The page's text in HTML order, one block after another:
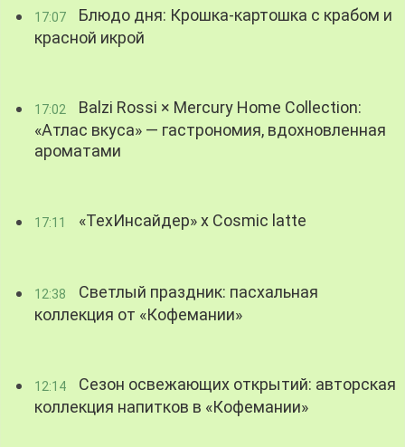
17:07
Блюдо дня: Крошка-картошка с крабом и
красной икрой
17:02
Balzi Rossi × Mercury Home Collection:
«Атлас вкуса» — гастрономия, вдохновленная
ароматами
17:11 «ТехИнсайдер» х Cosmic latte
12:38
Светлый праздник: пасхальная
коллекция от «Кофемании»
12:14
Сезон освежающих открытий: авторская
коллекция напитков в «Кофемании»